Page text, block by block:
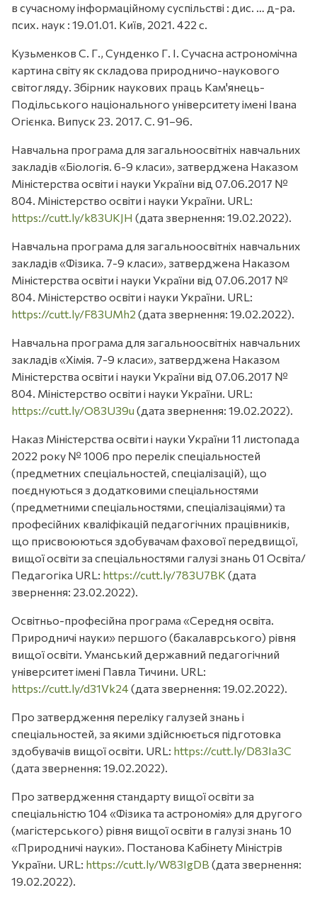
в сучасному інформаційному суспільстві : дис. … д-ра.
псих. наук : 19.01.01. Київ, 2021. 422 с.
Кузьменков С. Г., Сунденко Г. І. Сучасна астрономічна
картина світу як складова природничо-наукового
світогляду. Збірник наукових праць Кам'янець-
Подільського національного університету імені Івана
Огієнка. Випуск 23. 2017. С. 91–96.
Навчальна програма для загальноосвітніх навчальних
закладів «Біологія. 6-9 класи», затверджена Наказом
Міністерства освіти і науки України від 07.06.2017 №
804. Міністерство освіти і науки України. URL:
https://cutt.ly/k83UKJH (дата звернення: 19.02.2022).
Навчальна програма для загальноосвітніх навчальних
закладів «Фізика. 7-9 класи», затверджена Наказом
Міністерства освіти і науки України від 07.06.2017 №
804. Міністерство освіти і науки України. URL:
https://cutt.ly/F83UMh2 (дата звернення: 19.02.2022).
Навчальна програма для загальноосвітніх навчальних
закладів «Хімія. 7-9 класи», затверджена Наказом
Міністерства освіти і науки України від 07.06.2017 №
804. Міністерство освіти і науки України. URL:
https://cutt.ly/O83U39u (дата звернення: 19.02.2022).
Наказ Міністерства освіти і науки України 11 листопада
2022 року № 1006 про перелік спеціальностей
(предметних спеціальностей, спеціалізацій), що
поєднуються з додатковими спеціальностями
(предметними спеціальностями, спеціалізаціями) та
професійних кваліфікацій педагогічних працівників,
що присвоюються здобувачам фахової передвищої,
вищої освіти за спеціальностями галузі знань 01 Освіта/
Педагогіка URL: https://cutt.ly/783U7BK (дата
звернення: 23.02.2022).
Освітньо-професійна програма «Середня освіта.
Природничі науки» першого (бакалаврського) рівня
вищої освіти. Уманський державний педагогічний
університет імені Павла Тичини. URL:
https://cutt.ly/d31Vk24(дата звернення: 19.02.2022).
Про затвердження переліку галузей знань і
спеціальностей, за якими здійснюється підготовка
здобувачів вищої освіти. URL: https://cutt.ly/D83Ia3C
(дата звернення: 19.02.2022).
Про затвердження стандарту вищої освіти за
спеціальністю 104 «Фізика та астрономія» для другого
(магістерського) рівня вищої освіти в галузі знань 10
«Природничі науки». Постанова Кабінету Міністрів
України. URL: https://cutt.ly/W83IgDB (дата звернення:
19.02.2022).